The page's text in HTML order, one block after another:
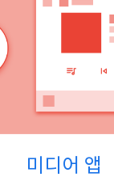
미디어 앱